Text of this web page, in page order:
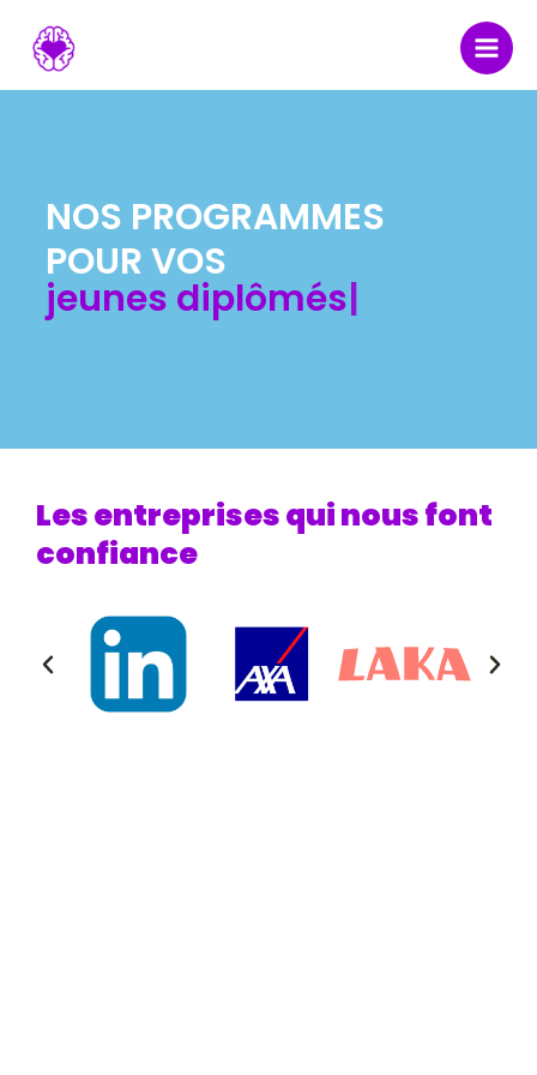
content
NOS PROGRAMMES
POUR VOS
jeunes diplômés
Les entreprises qui nous font
confiance​